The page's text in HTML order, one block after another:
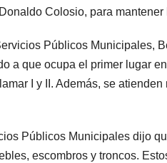
Colosio, para
Públicos Municipales,
a que ocupa el primer lugar
I y II. Además, se
Públicos Municipales dijo
escombros y troncos.